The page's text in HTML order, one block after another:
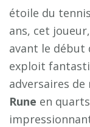
étoile du
ans, cet
avant le début
exploit
adversaires
Rune en